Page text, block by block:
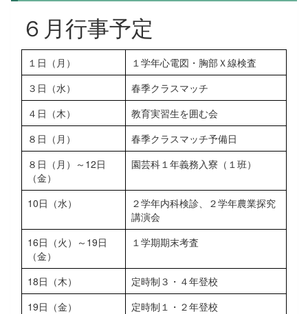
６月行事予定
１日（月）
１学年心電図・胸部Ｘ線検査
３日（水）
春季クラスマッチ
４日（木）
教育実習生を囲む会
８日（月）
春季クラスマッチ予備日
８日（月）～12日
（金）
園芸科１年義務入寮（１班）
10日（水）
２学年内科検診、２学年農業探究
講演会
16日（火）～19日
（金）
１学期期末考査
18日（木）
定時制３・４年登校
19日（金）
定時制１・２年登校